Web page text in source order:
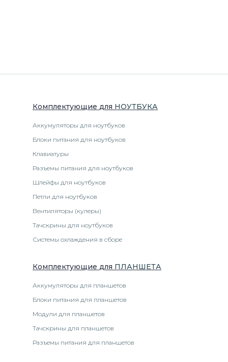
Комплектующие для НОУТБУКА
Аккумуляторы для ноутбуков
Блоки питания для ноутбуков
Клавиатуры
Разъемы питания для ноутбуков
Шлейфы для ноутбуков
Петли для ноутбуков
Вентиляторы (кулеры)
Тачскрины для ноутбуков
Системы охлаждения в сборе
Комплектующие для ПЛАНШЕТА
Аккумуляторы для планшетов
Блоки питания для планшетов
Модули для планшетов
Тачскрины для планшетов
Разъемы питания для планшетов